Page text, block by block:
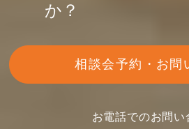
か？
相談会予約・お問
お電話でのお問い